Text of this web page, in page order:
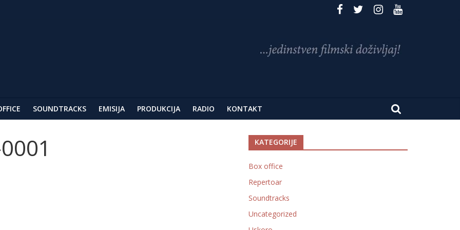
u Berlinu
SOUNDTRACKS EMISIJA PRODUKCIJA RADIO KONTAKT
KATEGORIJE
Box office
Repertoar
Soundtracks
Uncategorized